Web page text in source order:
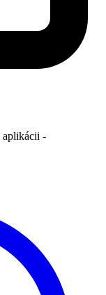
aplikácii -